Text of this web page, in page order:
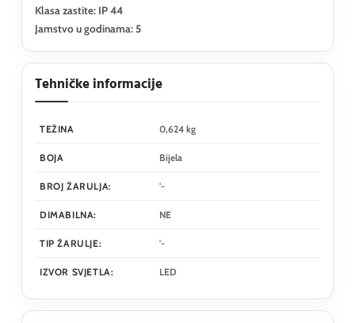
Klasa zastite: IP 44
Jamstvo u godinama: 5
Tehničke informacije
TEŽINA 0,624 kg
BOJA Bijela
BROJ ŽARULJA: '-
DIMABILNA: NE
TIP ŽARULJE: '-
IZVOR SVJETLA: LED